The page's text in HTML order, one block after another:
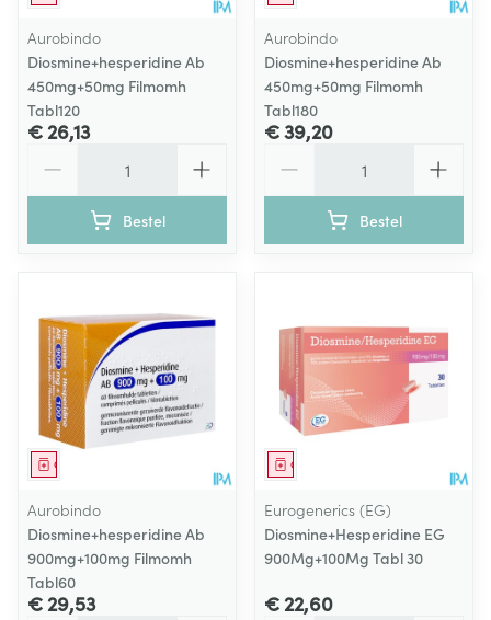
Aurobindo
Diosmine+hesperidine Ab
450mg+50mg Filmomh
Tabl120
€ 26,13
Bestel
Aurobindo
Diosmine+hesperidine Ab
450mg+50mg Filmomh
Tabl180
€ 39,20
Bestel
Geneesmiddel
Aurobindo
Diosmine+hesperidine Ab
900mg+100mg Filmomh
Tabl60
€ 29,53
Geneesmiddel
Eurogenerics (EG)
Diosmine+Hesperidine EG
900Mg+100Mg Tabl 30
€ 22,60